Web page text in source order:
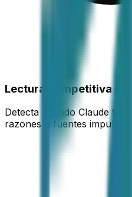
Lectura competitiva
Detecta cuando Claude
razones o fuentes